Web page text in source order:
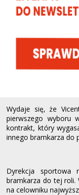
Wydaje się, że
pierwszego wyboru
kontrakt, który
innego bramkarza do
Dyrekcja sportowa
bramkarza do tej roli.
na celowniku